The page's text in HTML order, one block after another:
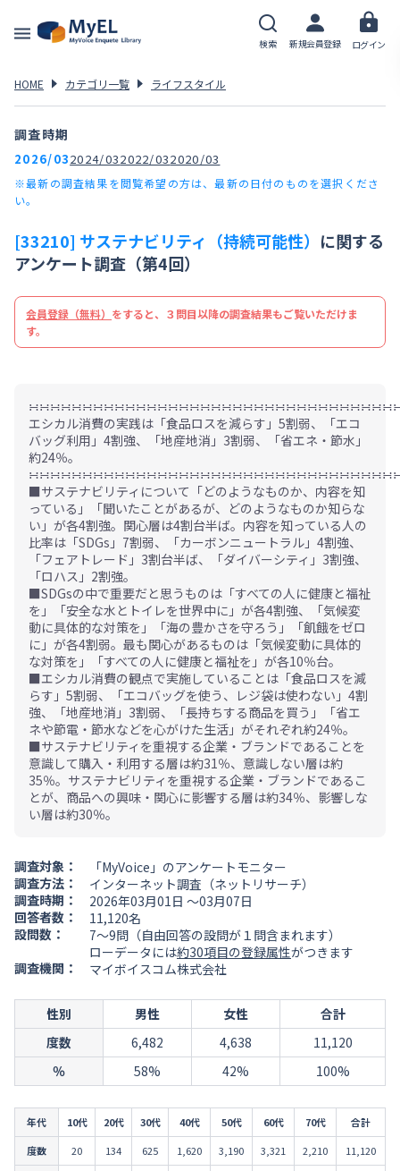
検索 新規会員登録 ログイン
HOME カテゴリ一覧 ライフスタイル
調査時期
2026/032024/032022/032020/03
※最新の調査結果を閲覧希望の方は、最新の日付のものを選択くださ
い。
[33210] サステナビリティ（持続可能性） に関する
アンケート調査（第4回）
会員登録（無料） をすると、３問目以降の調査結果もご覧いただけま
す。
エシカル消費の実践は「食品ロスを減らす」5割弱、「エコ
バッグ利用」4割強、「地産地消」3割弱、「省エネ・節水」
約24％。
■サステナビリティについて「どのようなものか、内容を知
っている」「聞いたことがあるが、どのようなものか知らな
い」が各4割強。関心層は4割台半ば。内容を知っている人の
比率は「SDGs」7割弱、「カーボンニュートラル」4割強、
「フェアトレード」3割台半ば、「ダイバーシティ」3割強、
「ロハス」2割強。
■SDGsの中で重要だと思うものは「すべての人に健康と福祉
を」「安全な水とトイレを世界中に」が各4割強、「気候変
動に具体的な対策を」「海の豊かさを守ろう」「飢餓をゼロ
に」が各4割弱。最も関心があるものは「気候変動に具体的
な対策を」「すべての人に健康と福祉を」が各10％台。
■エシカル消費の観点で実施していることは「食品ロスを減
らす」5割弱、「エコバッグを使う、レジ袋は使わない」4割
強、「地産地消」3割弱、「長持ちする商品を買う」「省エ
ネや節電・節水などを心がけた生活」がそれぞれ約24％。
■サステナビリティを重視する企業・ブランドであることを
意識して購入・利用する層は約31％、意識しない層は約
35％。サステナビリティを重視する企業・ブランドであるこ
とが、商品への興味・関心に影響する層は約34％、影響しな
い層は約30％。
調査対象：
「MyVoice」のアンケートモニター
調査方法：
インターネット調査（ネットリサーチ）
調査時期：
2026年03月01日 ～03月07日
回答者数：
11,120名
設問数：
7～9問（自由回答の設問が１問含まれます）
ローデータには約30項目の登録属性がつきます
調査機関：
マイボイスコム株式会社
性別 男性 女性
合計
度数
6,482 4,638
11,120
％
58% 42% 100%
年代 10代 20代 30代 40代 50代 60代 70代
合計
度数
20 134 625 1,620 3,190 3,321 2,210
11,120